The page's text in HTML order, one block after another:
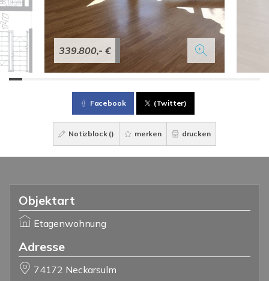
339.800,- €
Facebook (Twitter)
Notizblock () merken drucken
Objektart
Etagenwohnung
Adresse
74172 Neckarsulm